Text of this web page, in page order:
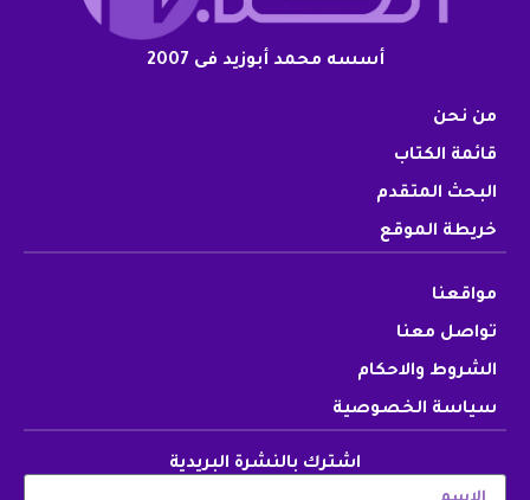
أسسه محمد أبوزيد فى 2007
من نحن
قائمة الكتاب
البحث المتقدم
خريطة الموقع
مواقعنا
تواصل معنا
الشروط والاحكام
سياسة الخصوصية
اشترك بالنشرة البريدية